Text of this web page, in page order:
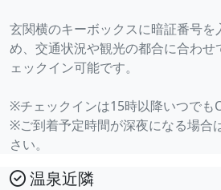
玄関横のキーボックスに暗証番号を
め、交通状況や観光の都合に合わせ
ェックイン可能です。
※チェックインは15時以降いつでも
※ご到着予定時間が深夜になる場合
さい。
温泉近隣